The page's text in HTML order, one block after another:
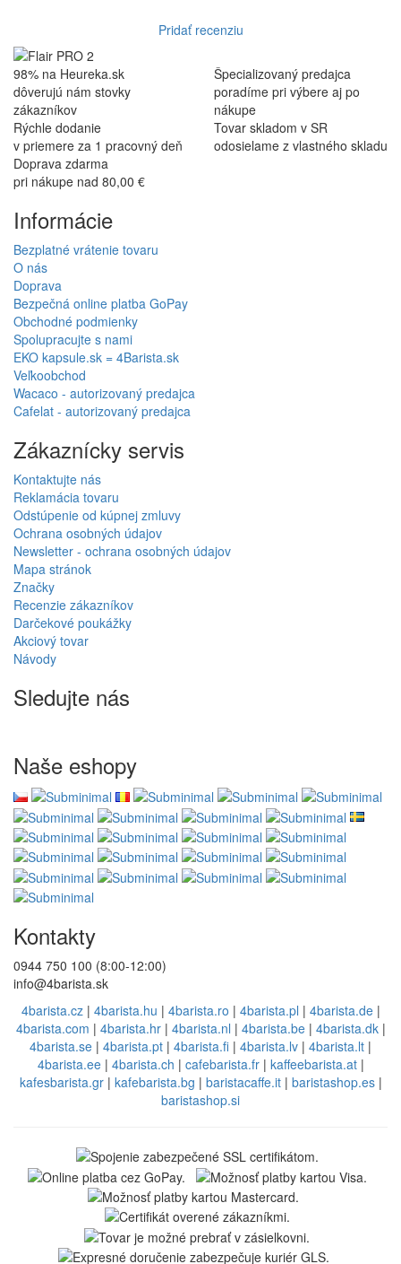
Pridať recenziu
98% na Heureka.sk
dôverujú nám stovky
zákazníkov
Špecializovaný predajca
poradíme pri výbere aj po
nákupe
Rýchle dodanie
v priemere za 1 pracovný deň
Tovar skladom v SR
odosielame z vlastného skladu
Doprava zdarma
pri nákupe nad 80,00 €
Informácie
Bezplatné vrátenie tovaru
O nás
Doprava
Bezpečná online platba GoPay
Obchodné podmienky
Spolupracujte s nami
EKO kapsule.sk = 4Barista.sk
Veľkoobchod
Wacaco - autorizovaný predajca
Cafelat - autorizovaný predajca
Zákaznícky servis
Kontaktujte nás
Reklamácia tovaru
Odstúpenie od kúpnej zmluvy
Ochrana osobných údajov
Newsletter - ochrana osobných údajov
Mapa stránok
Značky
Recenzie zákazníkov
Darčekové poukážky
Akciový tovar
Návody
Sledujte nás
Naše eshopy
Kontakty
0944 750 100 (8:00-12:00)
info@4barista.sk
4barista.cz| 4barista.hu | 4barista.ro | 4barista.pl | 4barista.de|
4barista.com | 4barista.hr| 4barista.nl | 4barista.be| 4barista.dk|
4barista.se | 4barista.pt | 4barista.fi | 4barista.lv | 4barista.lt |
4barista.ee| 4barista.ch | cafebarista.fr| kaffeebarista.at|
kafesbarista.gr| kafebarista.bg | baristacaffe.it| baristashop.es|
baristashop.si